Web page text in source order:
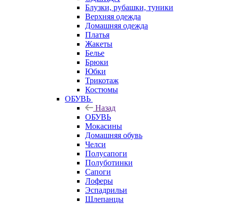
Блузки, рубашки, туники
Верхняя одежда
Домашняя одежда
Платья
Жакеты
Белье
Брюки
Юбки
Трикотаж
Костюмы
ОБУВЬ
Назад
ОБУВЬ
Мокасины
Домашняя обувь
Челси
Полусапоги
Полуботинки
Сапоги
Лоферы
Эспадрильи
Шлепанцы